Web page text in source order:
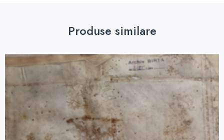
Produse similare